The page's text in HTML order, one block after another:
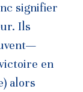
signifier
Ils
en
alors